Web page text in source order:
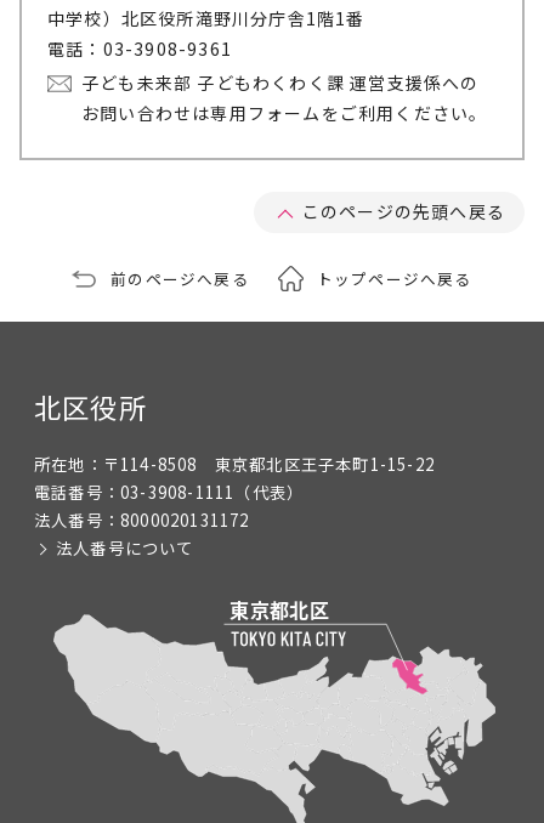
中学校）北区役所滝野川分庁舎1階1番
電話：03-3908-9361
子ども未来部 子どもわくわく課 運営支援係への
お問い合わせは専用フォームをご利用ください。
このページの先頭へ戻る
前のページへ戻る トップページへ戻る
北区役所
所在地： 〒114-8508 東京都北区王子本町1-15-22
電話番号： 03-3908-1111 （代表）
法人番号： 8000020131172
法人番号について